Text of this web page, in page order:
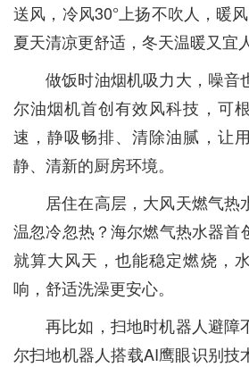
送风，冷风30°上扬不吹人，暖
夏天清凉更舒适，冬天温暖又宜人
做饭时油烟机吸力大，噪音
尔油烟机首创有效风科技，可
速，静吸畅排、清除油腻，让
静、清新的厨房环境。
居住在高层，大风天燃气热
温忽冷忽热？海尔燃气热水器首
就算大风天，也能稳定燃烧，
响，舒适洗澡更安心。
再比如，扫地时机器人避障
尔扫地机器人搭载AI鹰眼识别技